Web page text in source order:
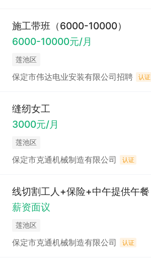
施工带班（6000-10000）
6000-10000元/月
莲池区
保定市伟达电业安装有限公司招聘 认证
缝纫女工
3000元/月
莲池区
保定市克通机械制造有限公司 认证
线切割工人+保险+中午提供午餐
薪资面议
莲池区
保定市克通机械制造有限公司 认证